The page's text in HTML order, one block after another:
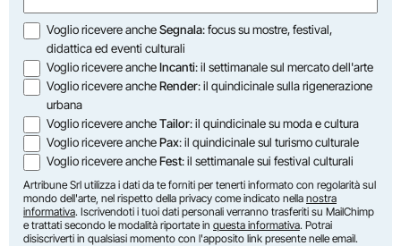
Opzioni
Voglio ricevere ancheSegnala: focus su mostre, festival,
didattica ed eventi culturali
Voglio ricevere ancheIncanti: il settimanale sul mercato dell'arte
Voglio ricevere ancheRender: il quindicinale sulla rigenerazione
urbana
Voglio ricevere ancheTailor: il quindicinale su moda e cultura
Voglio ricevere anchePax: il quindicinale sul turismo culturale
Voglio ricevere ancheFest: il settimanale sui festival culturali
Artribune Srl utilizza i dati da te forniti per tenerti informato con regolarità sul
mondo dell'arte, nel rispetto della privacy come indicato nella nostra
informativa. Iscrivendoti i tuoi dati personali verranno trasferiti su MailChimp
e trattati secondo le modalità riportate in questa informativa. Potrai
disiscriverti in qualsiasi momento con l'apposito link presente nelle email.